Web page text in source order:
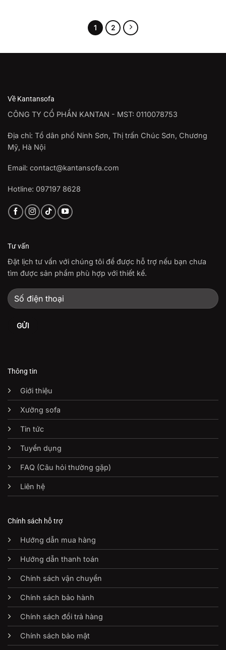
1 2
Về Kantansofa
CÔNG TY CỔ PHẦN KANTAN - MST: 0110078753
Địa chỉ: Tổ dân phố Ninh Sơn, Thị trấn Chúc Sơn, Chương
Mỹ, Hà Nội
Email: contact@kantansofa.com
Hotline: 097197 8628
Thông tin
Giới thiệu
Xưởng sofa
Tin tức
Tuyển dụng
FAQ (Câu hỏi thường gặp)
Liên hệ
Chính sách hỗ trợ
Hướng dẫn mua hàng
Hướng dẫn thanh toán
Chính sách vận chuyển
Chính sách bảo hành
Chính sách đổi trả hàng
Chính sách bảo mật
Tư vấn
Đặt lịch tư vấn với chúng tôi để được hỗ trợ nếu bạn chưa
tìm được sản phẩm phù hợp với thiết kế.